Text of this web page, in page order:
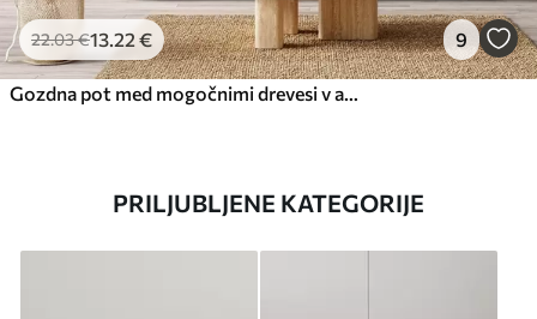
22.03€13 .22 € 9
PRILJUBLJENE KATEGORIJE